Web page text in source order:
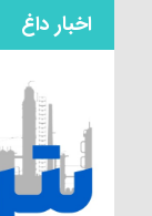
اخبار داغ